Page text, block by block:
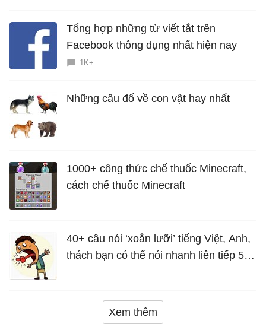
Tổng hợp những từ viết tắt trên
Facebook thông dụng nhất hiện nay
1K+
Những câu đố về con vật hay nhất
1000+ công thức chế thuốc Minecraft,
cách chế thuốc Minecraft
40+ câu nói ‘xoắn lưỡi’ tiếng Việt, Anh,
thách bạn có thể nói nhanh liên tiếp 5
Xem thêm